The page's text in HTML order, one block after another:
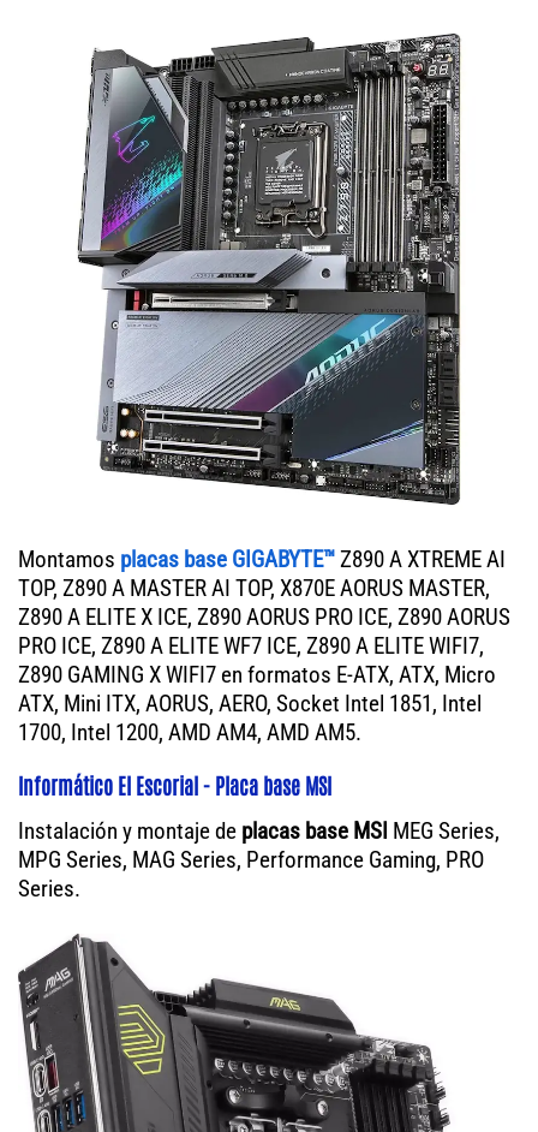
Montamos placas base GIGABYTE™Z890 A XTREME AI
TOP, Z890 A MASTER AI TOP, X870E AORUS MASTER,
Z890 A ELITE X ICE, Z890 AORUS PRO ICE, Z890 AORUS
PRO ICE, Z890 A ELITE WF7 ICE, Z890 A ELITE WIFI7,
Z890 GAMING X WIFI7 en formatos E-ATX, ATX, Micro
ATX, Mini ITX, AORUS, AERO, Socket Intel 1851, Intel
1700, Intel 1200, AMD AM4, AMD AM5.
Informático El Escorial - Placa base MSI
Instalación y montaje de placas base MSI MEG Series,
MPG Series, MAG Series, Performance Gaming, PRO
Series.